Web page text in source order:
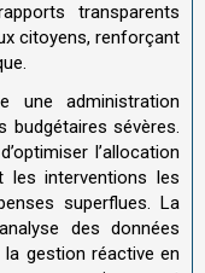
transparents
citoyens, renforçant
une administration
budgétaires sévères.
l’allocation
les interventions les
superflues. La
des données
gestion réactive en